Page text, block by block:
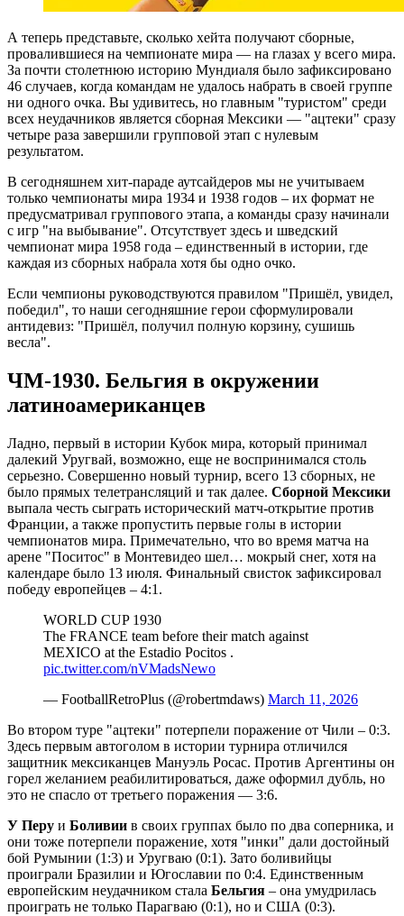
А теперь представьте, сколько хейта получают сборные,
провалившиеся на чемпионате мира — на глазах у всего мира.
За почти столетнюю историю Мундиаля было зафиксировано
46 случаев, когда командам не удалось набрать в своей группе
ни одного очка. Вы удивитесь, но главным "туристом" среди
всех неудачников является сборная Мексики — "ацтеки" сразу
четыре раза завершили групповой этап с нулевым
результатом.
В сегодняшнем хит-параде аутсайдеров мы не учитываем
только чемпионаты мира 1934 и 1938 годов – их формат не
предусматривал группового этапа, а команды сразу начинали
с игр "на выбывание". Отсутствует здесь и шведский
чемпионат мира 1958 года – единственный в истории, где
каждая из сборных набрала хотя бы одно очко.
Если чемпионы руководствуются правилом "Пришёл, увидел,
победил", то наши сегодняшние герои сформулировали
антидевиз: "Пришёл, получил полную корзину, сушишь
весла".
ЧМ-1930. Бельгия в окружении
латиноамериканцев
Ладно, первый в истории Кубок мира, который принимал
далекий Уругвай, возможно, еще не воспринимался столь
серьезно. Совершенно новый турнир, всего 13 сборных, не
было прямых телетрансляций и так далее. Сборной Мексики
выпала честь сыграть исторический матч-открытие против
Франции, а также пропустить первые голы в истории
чемпионатов мира. Примечательно, что во время матча на
арене "Поситос" в Монтевидео шел… мокрый снег, хотя на
календаре было 13 июля. Финальный свисток зафиксировал
победу европейцев – 4:1.
WORLD CUP 1930
The FRANCE team before their match against
MEXICO at the Estadio Pocitos .
pic.twitter.com/nVMadsNewo
— FootballRetroPlus (@robertmdaws) March 11, 2026
Во втором туре "ацтеки" потерпели поражение от Чили – 0:3.
Здесь первым автоголом в истории турнира отличился
защитник мексиканцев Мануэль Росас. Против Аргентины он
горел желанием реабилитироваться, даже оформил дубль, но
это не спасло от третьего поражения — 3:6.
У Перу и Боливии в своих группах было по два соперника, и
они тоже потерпели поражение, хотя "инки" дали достойный
бой Румынии (1:3) и Уругваю (0:1). Зато боливийцы
проиграли Бразилии и Югославии по 0:4. Единственным
европейским неудачником стала Бельгия – она умудрилась
проиграть не только Парагваю (0:1), но и США (0:3).